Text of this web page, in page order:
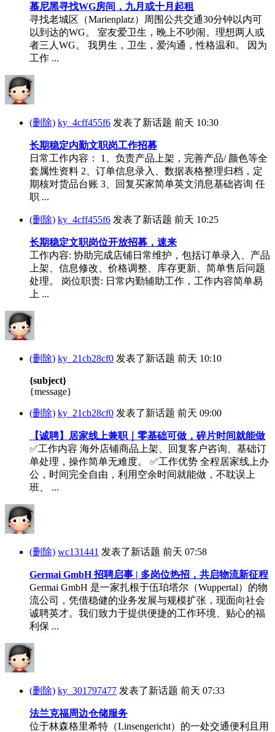
慕尼黑寻找WG房间，九月或十月起租
寻找老城区（Marienplatz）周围公共交通30分钟以内可
以到达的WG。 室友爱卫生，晚上不吵闹。理想两人或
者三人WG。 我男生，卫生，爱沟通，性格温和。 因为
工作 ...
(删除) ky_4cff455f6 发表了新话题 前天 10:30
长期稳定内勤文职岗工作招募
日常工作内容： 1、负责产品上架，完善产品/ 颜色等全
套属性资料 2、订单信息录入、数据表格整理归档，定
期核对货品台账 3、回复买家简单英文消息基础咨询 任
职 ...
(删除) ky_4cff455f6 发表了新话题 前天 10:25
长期稳定文职岗位开放招募，速来
工作内容: 协助完成店铺日常维护，包括订单录入、产品
上架、信息修改、价格调整、库存更新、简单售后问题
处理。 岗位职责: 日常内勤辅助工作，工作内容简单易
上 ...
(删除) ky_21cb28cf0 发表了新话题 前天 10:10
{subject}
{message}
(删除) ky_21cb28cf0 发表了新话题 前天 09:00
【诚聘】居家线上兼职｜零基础可做，碎片时间就能做
✅工作内容 海外店铺商品上架、回复客户咨询、基础订
单处理，操作简单无难度。 ✅工作优势 全程居家线上办
公，时间完全自由，利用空余时间就能做，不耽误上
班、 ...
(删除) wc131441 发表了新话题 前天 07:58
Germai GmbH 招聘启事 | 多岗位热招，共启物流新征程
Germai GmbH 是一家扎根于伍珀塔尔（Wuppertal）的物
流公司，凭借稳健的业务发展与规模扩张，现面向社会
诚聘英才。我们致力于提供便捷的工作环境、贴心的福
利保 ...
(删除) ky_301797477 发表了新话题 前天 07:33
法兰克福周边仓储服务
位于林森格里希特（Linsengericht）的一处交通便利且用